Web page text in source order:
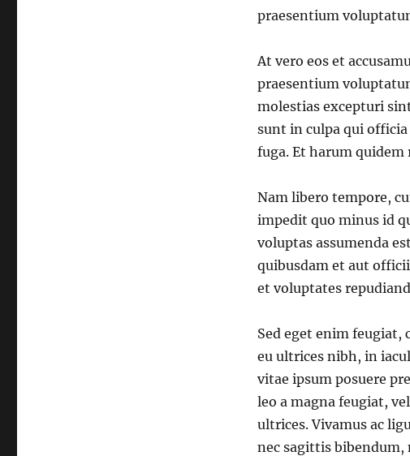
praesentium
At vero eos et
praesentium
molestias excepturi
sunt in culpa qui
fuga. Et harum
Nam libero tempore,
impedit quo minus id
voluptas assumenda
quibusdam et aut
et voluptates
Sed eget enim
eu ultrices nibh, in
vitae ipsum posuere
leo a magna feugiat,
ultrices. Vivamus ac
nec sagittis bibendum,